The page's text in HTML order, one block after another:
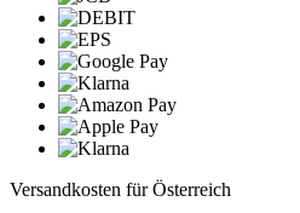
Versandkosten für Österreich